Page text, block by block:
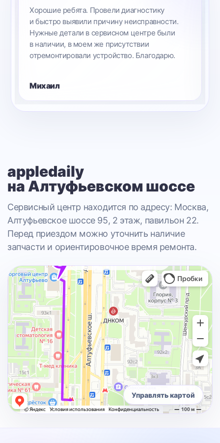
Отремонтировали iPhone 6. Хороший сервис,
уютный офис. Ремонт соответствовал
озвученным срокам. Сотрудники сервиса
были приветливы.
Андрей
appledaily
на Алтуфьевском шоссе
Сервисный центр находится по адресу: Москва,
Алтуфьевское шоссе 95, 2 этаж, павильон 22.
Перед приездом можно уточнить наличие
запчасти и ориентировочное время ремонта.
Управлять картой